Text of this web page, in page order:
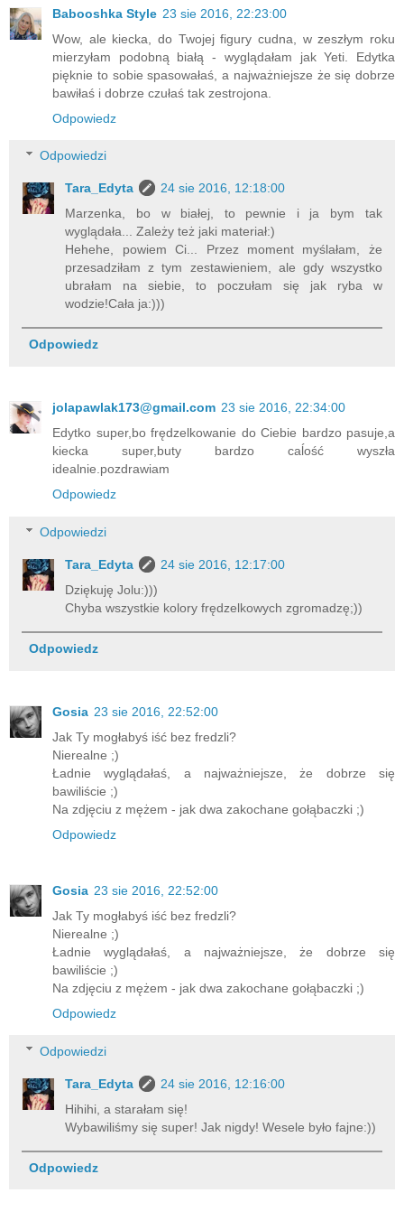
Babooshka Style 23 sie 2016, 22:23:00
Wow, ale kiecka, do Twojej figury cudna, w zeszłym roku
mierzyłam podobną białą - wyglądałam jak Yeti. Edytka
pięknie to sobie spasowałaś, a najważniejsze że się dobrze
bawiłaś i dobrze czułaś tak zestrojona.
Odpowiedz
Odpowiedzi
Tara_Edyta
24 sie 2016, 12:18:00
Marzenka, bo w białej, to pewnie i ja bym tak
wyglądała... Zależy też jaki materiał:)
Hehehe, powiem Ci... Przez moment myślałam, że
przesadziłam z tym zestawieniem, ale gdy wszystko
ubrałam na siebie, to poczułam się jak ryba w
wodzie!Cała ja:)))
Odpowiedz
jolapawlak173@gmail.com 23 sie 2016, 22:34:00
Edytko super,bo frędzelkowanie do Ciebie bardzo pasuje,a
kiecka super,buty bardzo caĺość wyszła
idealnie.pozdrawiam
Odpowiedz
Odpowiedzi
Tara_Edyta
24 sie 2016, 12:17:00
Dziękuję Jolu:)))
Chyba wszystkie kolory frędzelkowych zgromadzę;))
Odpowiedz
Gosia 23 sie 2016, 22:52:00
Jak Ty mogłabyś iść bez fredzli?
Nierealne ;)
Ładnie wyglądałaś, a najważniejsze, że dobrze się
bawiliście ;)
Na zdjęciu z mężem - jak dwa zakochane gołąbaczki ;)
Odpowiedz
Gosia 23 sie 2016, 22:52:00
Jak Ty mogłabyś iść bez fredzli?
Nierealne ;)
Ładnie wyglądałaś, a najważniejsze, że dobrze się
bawiliście ;)
Na zdjęciu z mężem - jak dwa zakochane gołąbaczki ;)
Odpowiedz
Odpowiedzi
Tara_Edyta
24 sie 2016, 12:16:00
Hihihi, a starałam się!
Wybawiliśmy się super! Jak nigdy! Wesele było fajne:))
Odpowiedz